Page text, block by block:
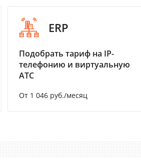
ERP
Подобрать тариф на IP-
телефонию и виртуальную
АТС
От 1 046 руб./месяц